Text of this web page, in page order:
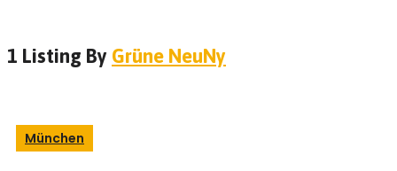
1 Listing By Grüne NeuNy
München